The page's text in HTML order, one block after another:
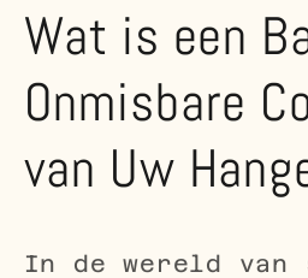
Wat is een
Onmisbare
van Uw
In de wereld van